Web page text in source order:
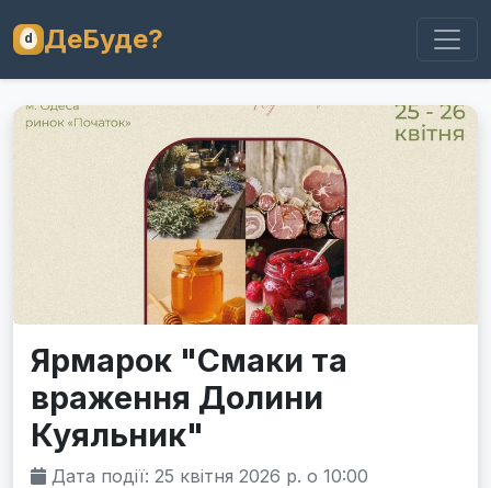
ДеБуде?
Ярмарок "Смаки та
враження Долини
Куяльник"
Дата події: 25 квітня 2026 р. о 10:00